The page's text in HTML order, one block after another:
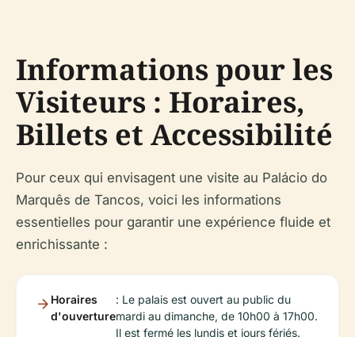
Informations pour les
Visiteurs : Horaires,
Billets et Accessibilité
Pour ceux qui envisagent une visite au Palácio do
Marquês de Tancos, voici les informations
essentielles pour garantir une expérience fluide et
enrichissante :
Horaires
d'ouverture
: Le palais est ouvert au public du
mardi au dimanche, de 10h00 à 17h00.
Il est fermé les lundis et jours fériés.